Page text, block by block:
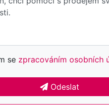
se zpracováním osobních
Odeslat